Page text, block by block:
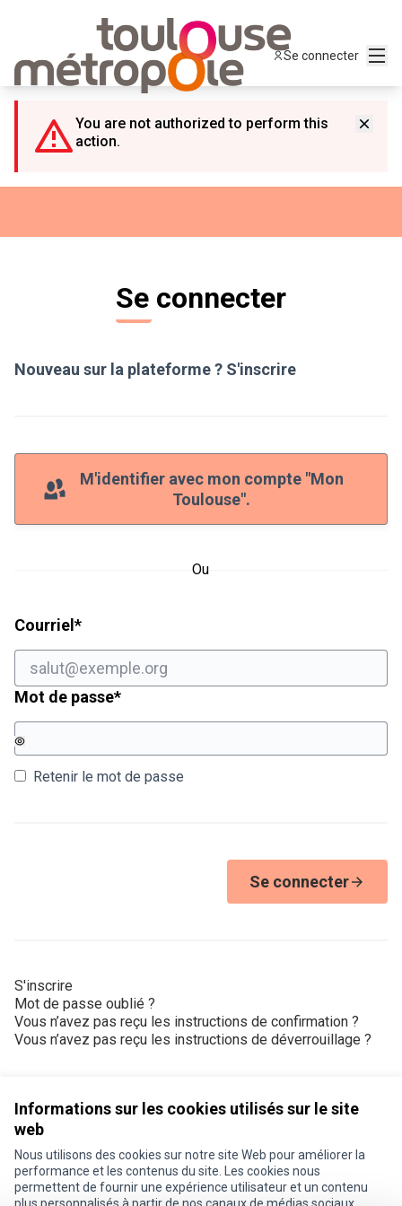
Informations sur les cookies utilisés sur le site
web
Nous utilisons des cookies sur notre site Web pour améliorer la
performance et les contenus du site. Les cookies nous
permettent de fournir une expérience utilisateur et un contenu
Se connecter
You are not authorized to perform this
action.
Se connecter
Nouveau sur la plateforme ? S'inscrire
M'identifier avec mon compte "Mon
Toulouse".
Ou
Courriel *Champ obligatoire
Mot de passe*Champ obligatoire
Retenir le mot de passe
Se connecter
S'inscrire
Mot de passe oublié ?
Vous n’avez pas reçu les instructions de confirmation ?
Vous n’avez pas reçu les instructions de déverrouillage ?
Conditions d'utilisation
Paramètres des cookies
Je participe ! sur X
Je participe ! sur Facebook
Je participe ! sur Instagram